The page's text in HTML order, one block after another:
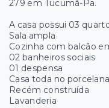
279 em Tucumã-Pa.
A casa possui 03
Sala ampla
Cozinha com balcão
02 banheiros sociais
01 despensa
Casa toda no
Recém construída
Lavanderia